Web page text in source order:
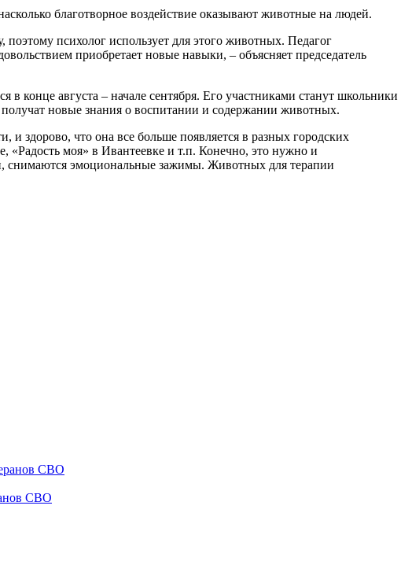
благотворное воздействие оказывают животные на людей.
поэтому психолог использует для этого животных. Педагог
приобретает новые навыки, – объясняет председатель
конце августа – начале сентября. Его участниками станут школьники
новые знания о воспитании и содержании животных.
здорово, что она все больше появляется в разных городских
«Радость моя» в Ивантеевке и т.п. Конечно, это нужно и
снимаются эмоциональные зажимы. Животных для терапии
СВО